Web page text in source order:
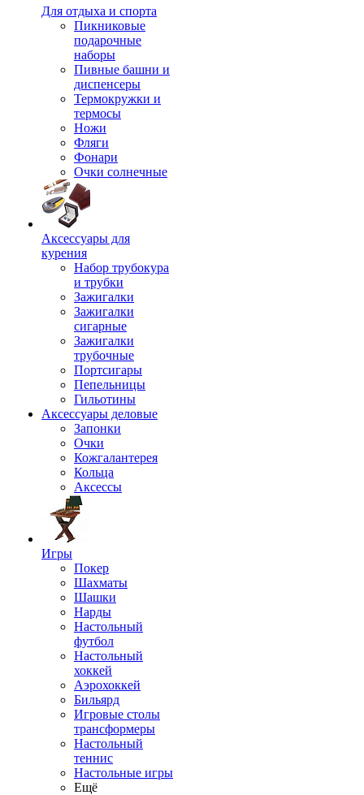
Для отдыха и спорта
Пикниковые
подарочные
наборы
Пивные башни и
диспенсеры
Термокружки и
термосы
Ножи
Фляги
Фонари
Очки солнечные
Аксессуары для
курения
Набор трубокура
и трубки
Зажигалки
Зажигалки
сигарные
Зажигалки
трубочные
Портсигары
Пепельницы
Гильотины
Аксессуары деловые
Запонки
Очки
Кожгалантерея
Кольца
Аксессы
Игры
Покер
Шахматы
Шашки
Нарды
Настольный
футбол
Настольный
хоккей
Аэрохоккей
Бильярд
Игровые столы
трансформеры
Настольный
теннис
Настольные игры
Ещё